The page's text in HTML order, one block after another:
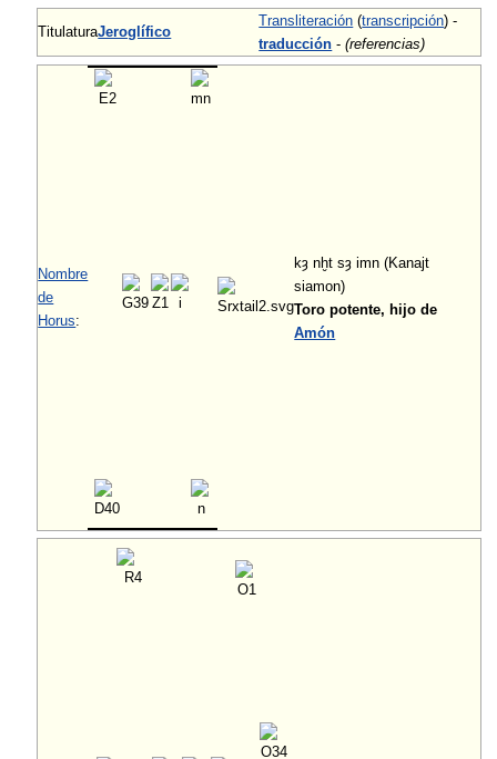
TitulaturaJeroglífico
Transliteración (transcripción) -
traducción -(referencias)
Nombre
de
Horus:
kȝ nḫt sȝ imn (Kanajt
siamon)
Toro potente, hijo de
Amón